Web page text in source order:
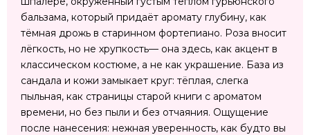
бальзама, который придаёт аромату глубину, как
тёмная дрожь в старинном фортепиано. Роза вносит
лёгкость, но не хрупкость— она здесь, как акцент в
классическом костюме, а не как украшение. База из
сандала и кожи замыкает круг: тёплая, слегка
пыльная, как страницы старой книги с ароматом
времени, но без пыли и без отчаяния. Ощущение
после нанесения: нежная уверенность, как будто вы